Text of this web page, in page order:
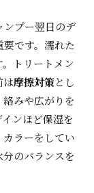
ンプー翌日のデ
要です。濡れた
トリートメン
は摩擦対策とし
みや広がりを
ンほど保湿を
ラーをしてい
のバランスを